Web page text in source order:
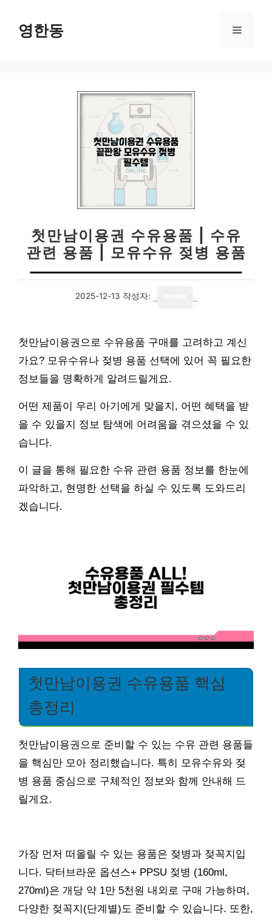
영한동 메
첫만남이용권 수유용품 | 수유
관련 용품 | 모유수유 젖병 용품
2025-12-13 작성자:
첫만남이용권으로 수유용품 구매를 고려하고 계신
가요? 모유수유나 젖병 용품 선택에 있어 꼭 필요한
정보들을 명확하게 알려드릴게요.
어떤 제품이 우리 아기에게 맞을지, 어떤 혜택을 받
을 수 있을지 정보 탐색에 어려움을 겪으셨을 수 있
습니다.
이 글을 통해 필요한 수유 관련 용품 정보를 한눈에
파악하고, 현명한 선택을 하실 수 있도록 도와드리
겠습니다.
첫만남이용권 수유용품 핵심
총정리
첫만남이용권으로 준비할 수 있는 수유 관련 용품들
을 핵심만 모아 정리했습니다. 특히 모유수유와 젖
병 용품 중심으로 구체적인 정보와 함께 안내해 드
릴게요.
가장 먼저 떠올릴 수 있는 용품은 젖병과 젖꼭지입
니다. 닥터브라운 옵션스+ PPSU 젖병 (160ml,
270ml)은 개당 약 1만 5천원 내외로 구매 가능하며,
다양한 젖꼭지(단계별)도 준비할 수 있습니다. 또한,